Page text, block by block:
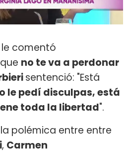
le comentó
no te va a perdonar
sentenció: "Está
le pedí disculpas, está
toda la libertad".
polémica entre entre
, Carmen